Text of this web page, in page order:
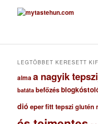
c
h
u
LEGTÖBBET KERESETT
almaa nagyik
batáta befőzés
dió eperfitt tepszi glutén